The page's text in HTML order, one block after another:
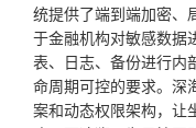
统提供了端到端加密、
于金融机构对敏感数据
表、日志、备份进行内
命周期可控的要求。深
案和动态权限架构，让